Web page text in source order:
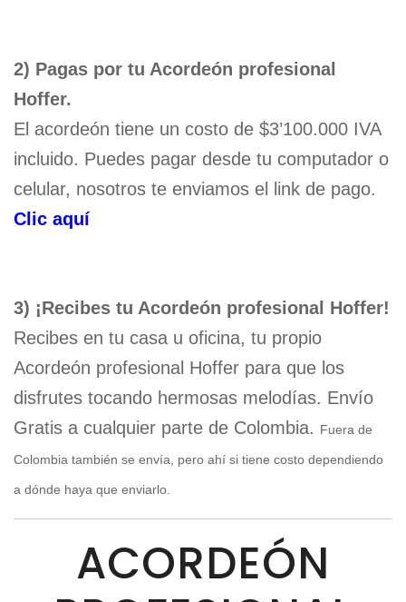
2) Pagas por tu Acordeón profesional
Hoffer.
El acordeón tiene un costo de $3’100.000 IVA
incluido. Puedes pagar desde tu computador o
celular, nosotros te enviamos el link de pago.
Clic aquí
3) ¡Recibes tu Acordeón profesional Hoffer!
Recibes en tu casa u oficina, tu propio
Acordeón profesional Hoffer para que los
disfrutes tocando hermosas melodías. Envío
Gratis a cualquier parte de Colombia. Fuera de
Colombia también se envía, pero ahí si tiene costo dependiendo
a dónde haya que enviarlo.
ACORDEÓN